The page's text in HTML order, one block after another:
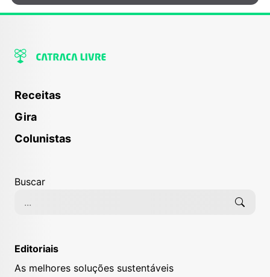
Receitas
Gira
Colunistas
Buscar
Editoriais
As melhores soluções sustentáveis